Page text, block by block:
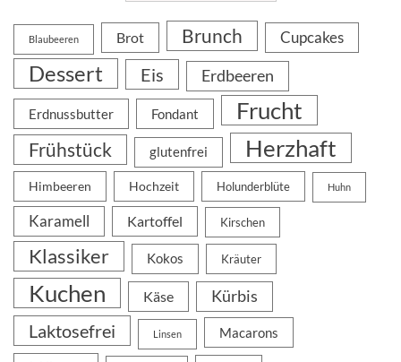
Blaubeeren Brot Brunch Cupcakes
Dessert Eis Erdbeeren
Erdnussbutter Fondant Frucht
Frühstück glutenfrei Herzhaft
Himbeeren Hochzeit Holunderblüte Huhn
Karamell Kartoffel Kirschen
Klassiker Kokos Kräuter
Kuchen Käse Kürbis
Laktosefrei Linsen Macarons